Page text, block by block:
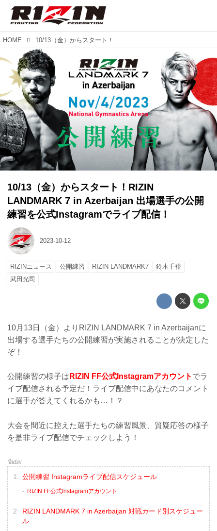
HOME 10/13（金）からスタート！RIZIN LANDMARK 7 in Azerbaijan 出場選手の公開練習を公式Instagramでライブ配信！
10/13（金）からスタート！RIZIN
LANDMARK 7 in Azerbaijan 出場選手の公開
練習を公式Instagramでライブ配信！
2023-10-12
RIZINニュース 公開練習 RIZIN LANDMARK7
鈴木千裕
武田光司
10月13日（金）よりRIZIN LANDMARK 7 in Azerbaijanに
出場する選手たちの公開練習が実施されることが決定した
ぞ！
公開練習の様子は RIZIN FF公式Instagramアカウント でラ
イブ配信される予定だ！ライブ配信中にあなたのコメント
に選手が答えてくれるかも…！？
大会を間近に控えた選手たちの練習風景、質疑応答の様子
を是非ライブ配信でチェックしよう！
公開練習 Instagramライブ配信スケジュール
RIZIN FF公式Instagramアカウント
RIZIN LANDMARK 7 in Azerbaijan 対戦カード別スケジュー
ル